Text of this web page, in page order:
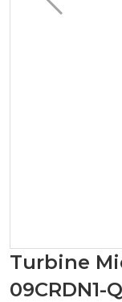
Turbine
09CRDN1-